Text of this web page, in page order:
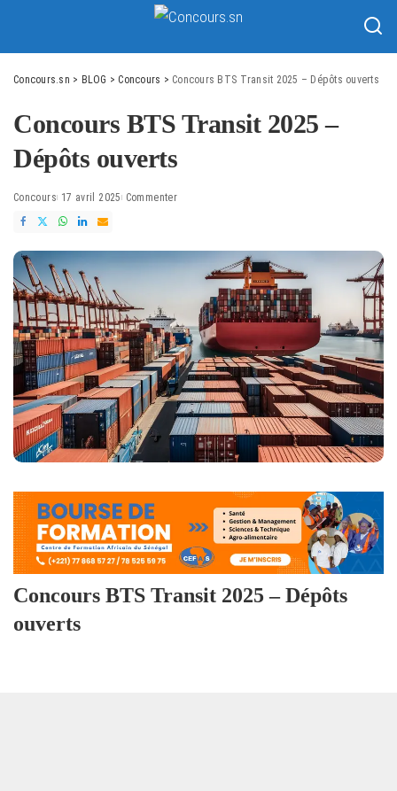
Concours.sn > BLOG > Concours > Concours BTS Transit 2025 – Dépôts ouverts
Concours BTS Transit 2025 –
Dépôts ouverts
Concours 17 avril 2025 Commenter
Concours BTS Transit 2025 – Dépôts
ouverts